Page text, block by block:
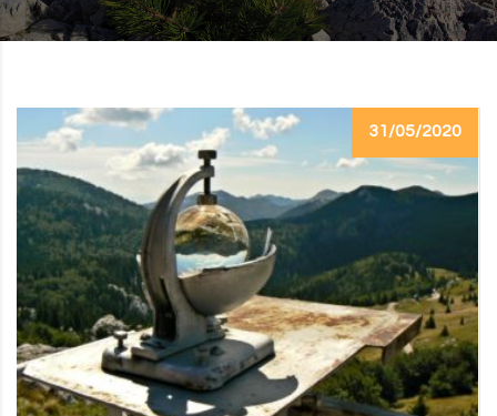
31/05/2020